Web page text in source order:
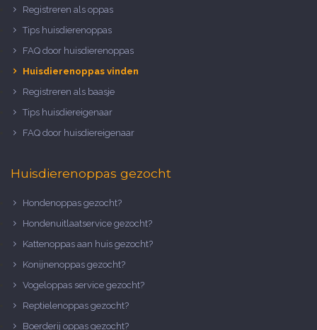
Registreren als oppas
Tips huisdierenoppas
FAQ door huisdierenoppas
Huisdierenoppas vinden
Registreren als baasje
Tips huisdiereigenaar
FAQ door huisdiereigenaar
Huisdierenoppas gezocht
Hondenoppas gezocht?
Hondenuitlaatservice gezocht?
Kattenoppas aan huis gezocht?
Konijnenoppas gezocht?
Vogeloppas service gezocht?
Reptielenoppas gezocht?
Boerderij oppas gezocht?